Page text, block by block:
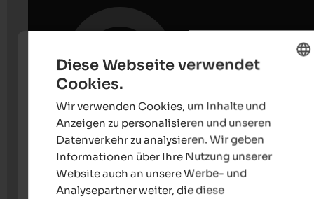
GERMAN
Diese Webseite verwendet
Cookies.
Wir verwenden Cookies, um Inhalte und
Anzeigen zu personalisieren und unseren
Datenverkehr zu analysieren. Wir geben
Informationen über Ihre Nutzung unserer
Website auch an unsere Werbe- und
Analysepartner weiter, die diese